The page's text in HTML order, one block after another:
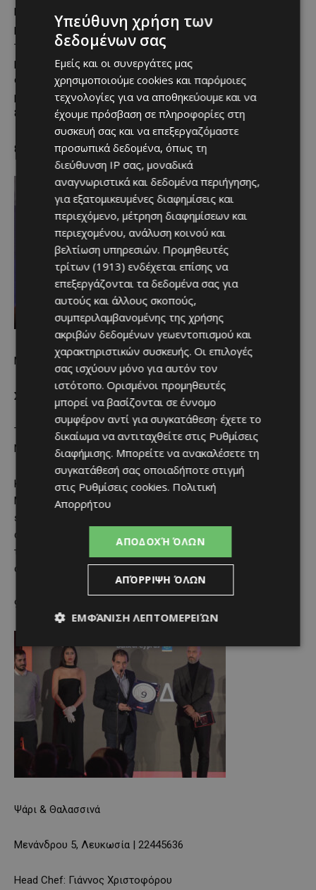
Η κουζίνα του Αθηναγόρα Κωστάκου εκπλήσσει ευχάριστα
με πιάτα βαθιά νόστιμα αλλά ταυτόχρονα ελαφριά. Από τον
ταραμά και το τζατζίκι με αβοκάντο, μέχρι την κροκέτα
μουσακά, το γιουβέτσι γαρίδας και τη μπουγάτσα με dulce
de leche, το Musa τιμά την ελληνική κουζίνα με σύγχρονη
ματιά. Τα κοκτέιλ της ομάδας του The Clumsies δίνουν
ξεχωριστό χαρακτήρα.
8. SENTIO
Μεσογειακή κουζίνα
Στασάνδρου 13, Λευκωσία | 22322324
Την απονομή έκανε ο Master Sommelier Σωτήρης
Νεοφυτίδης.
Κοσμοπολίτικο και σύγχρονο μπιστρό, το Sentio συνδυάζει
Μεσόγειο, Μέση Ανατολή και Ασία. Το μενού ενθαρρύνει το
sharing, με πιάτα όπως foie gras, μοσχαρίσια μάγουλα,
αρνάκι φρικασέ και αστακό tostadas. Η λίστα κρασιών και
το φιλικό, αποτελεσματικό σέρβις το καθιστούν επιλογή
στην οποία επιστρέφεις.
9. PYXIDA
Ψάρι & Θαλασσινά
Μενάνδρου 5, Λευκωσία | 22445636
Head Chef: Γιάννος Χριστοφόρου
Υπεύθυνη χρήση των
δεδομένων σας
Εμείς και οι συνεργάτες μας
χρησιμοποιούμε cookies και παρόμοιες
τεχνολογίες για να αποθηκεύουμε και να
έχουμε πρόσβαση σε πληροφορίες στη
συσκευή σας και να επεξεργαζόμαστε
προσωπικά δεδομένα, όπως τη
διεύθυνση IP σας, μοναδικά
αναγνωριστικά και δεδομένα περιήγησης,
για εξατομικευμένες διαφημίσεις και
περιεχόμενο, μέτρηση διαφημίσεων και
περιεχομένου, ανάλυση κοινού και
βελτίωση υπηρεσιών. Προμηθευτές
τρίτων (1913) ενδέχεται επίσης να
επεξεργάζονται τα δεδομένα σας για
αυτούς και άλλους σκοπούς,
συμπεριλαμβανομένης της χρήσης
ακριβών δεδομένων γεωεντοπισμού και
χαρακτηριστικών συσκευής. Οι επιλογές
σας ισχύουν μόνο για αυτόν τον
ιστότοπο. Ορισμένοι προμηθευτές
μπορεί να βασίζονται σε έννομο
συμφέρον αντί για συγκατάθεση· έχετε το
δικαίωμα να αντιταχθείτε στις Ρυθμίσεις
διαφήμισης. Μπορείτε να ανακαλέσετε τη
συγκατάθεσή σας οποιαδήποτε στιγμή
στις Ρυθμίσεις cookies. Πολιτική
Απορρήτου
ΑΠΟΔΟΧΉ ΌΛΩΝ
ΑΠΌΡΡΙΨΗ ΌΛΩΝ
ΕΜΦΆΝΙΣΗ ΛΕΠΤΟΜΕΡΕΙΏΝ